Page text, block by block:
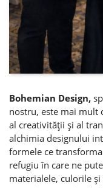
Bohemian Design,
nostru, este mai mult
al creativităţii şi al
alchimia designului
formele ce
refugiu în care ne
materialele, culorile